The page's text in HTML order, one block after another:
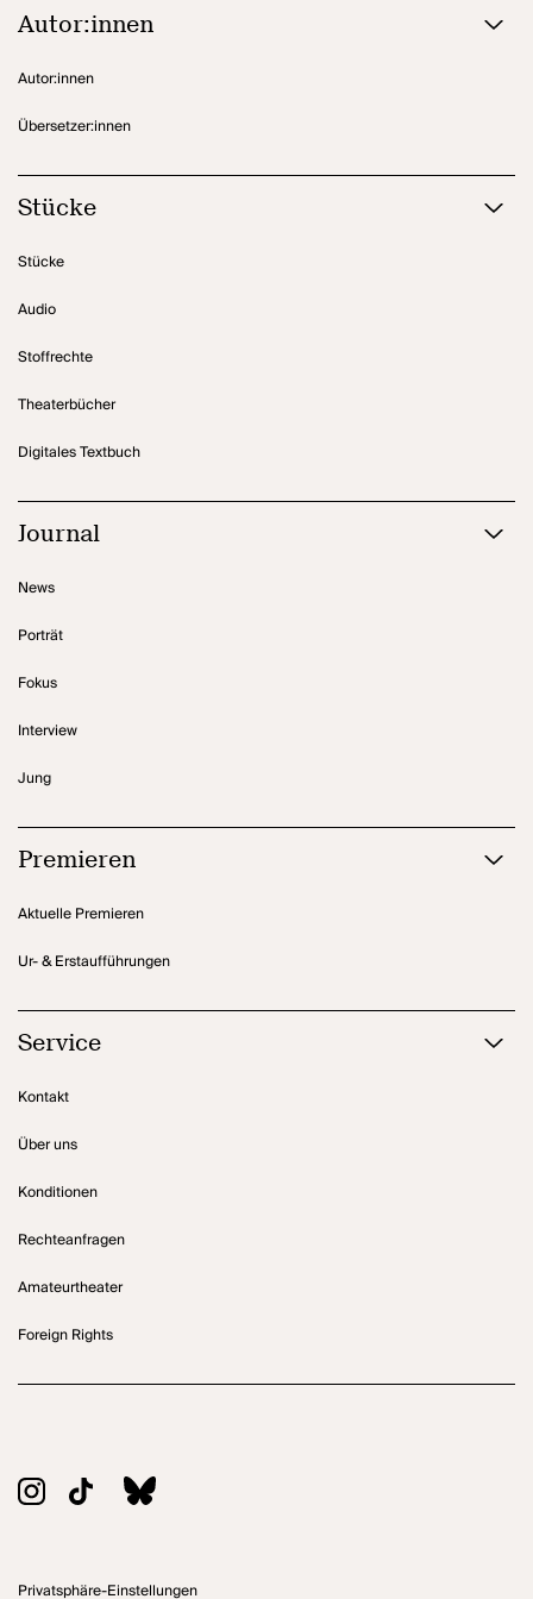
Autor:innen
Autor:innen
Übersetzer:innen
Stücke
Stücke
Audio
Stoffrechte
Theaterbücher
Digitales Textbuch
Journal
News
Porträt
Fokus
Interview
Jung
Premieren
Aktuelle Premieren
Ur- & Erstaufführungen
Service
Kontakt
Über uns
Konditionen
Rechteanfragen
Amateurtheater
Foreign Rights
Privatsphäre-Einstellungen